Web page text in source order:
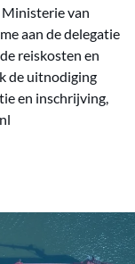
Ministerie van
aan de delegatie
reiskosten en
de uitnodiging
en inschrijving,